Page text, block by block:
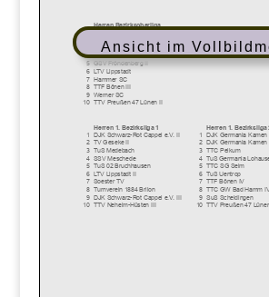
Ansicht im